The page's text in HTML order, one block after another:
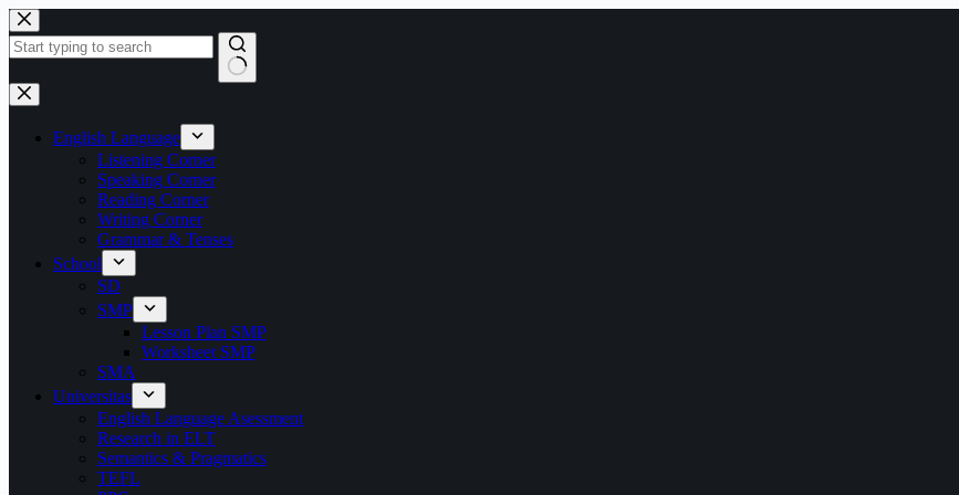
Skip
to
content
No
results
English Language
Listening Corner
Speaking Corner
Reading Corner
Writing Corner
Grammar & Tenses
School
SD
SMP
Lesson Plan SMP
Worksheet SMP
SMA
Universitas
English Language Asessment
Research in ELT
Semantics & Pragmatics
TEFL